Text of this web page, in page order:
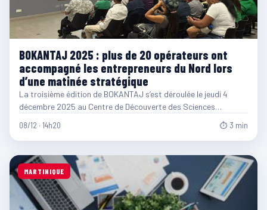
BOKANTAJ 2025 : plus de 20 opérateurs ont
accompagné les entrepreneurs du Nord lors
d’une matinée stratégique
La troisième édition de BOKANTAJ s’est déroulée le jeudi 4
décembre 2025 au Centre de Découverte des Sciences…
08/12 · 14h20 ⏱ 3 min
MARTINIQUE